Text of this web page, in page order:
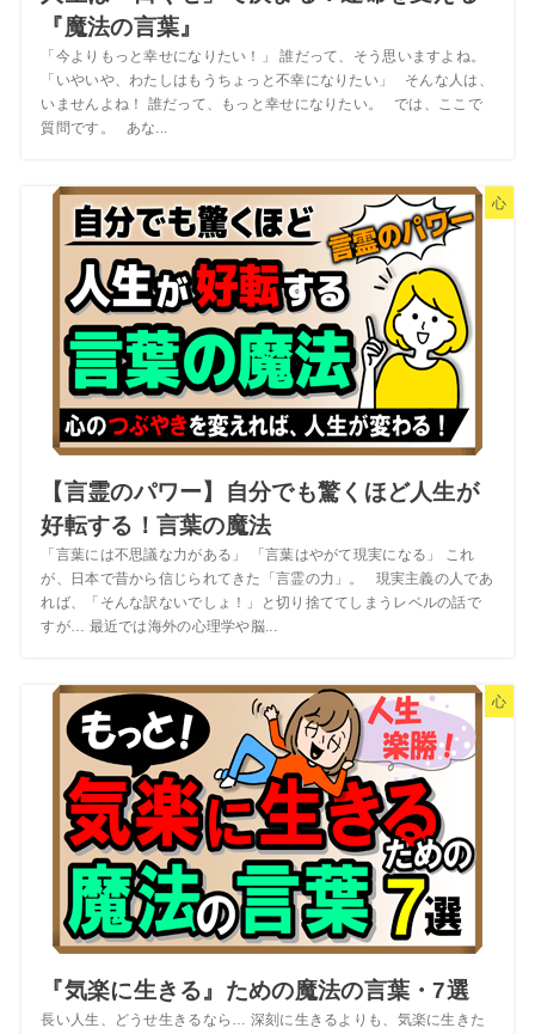
『魔法の言葉』
「今よりもっと幸せになりたい！」 誰だって、そう思いますよね。
「いやいや、わたしはもうちょっと不幸になりたい」 そんな人は、
いませんよね！ 誰だって、もっと幸せになりたい。 では、ここで
質問です。 あな...
心
【言霊のパワー】自分でも驚くほど人生が
好転する！言葉の魔法
「言葉には不思議な力がある」 「言葉はやがて現実になる」 これ
が、日本で昔から信じられてきた「言霊の力」。 現実主義の人であ
れば、「そんな訳ないでしょ！」と切り捨ててしまうレベルの話で
すが… 最近では海外の心理学や脳...
心
『気楽に生きる』ための魔法の言葉・7選
長い人生、どうせ生きるなら… 深刻に生きるよりも、気楽に生きた